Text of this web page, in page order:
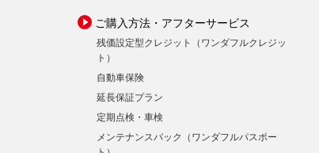
ご購入方法・アフターサービス
残価設定型クレジット（ワンダフルクレジッ
ト）
自動車保険
延長保証プラン
定期点検・車検
メンテナンスパック（ワンダフルパスポー